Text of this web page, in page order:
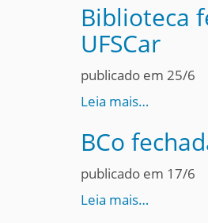
Biblioteca
UFSCar
publicado em 25/6
Leia mais…
BCo
publicado em 17/6
Leia mais…